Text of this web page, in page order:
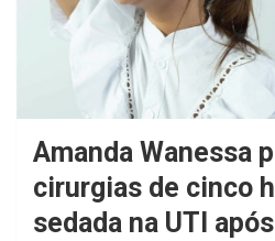
Amanda Wanessa
cirurgias de cinco
sedada na UTI